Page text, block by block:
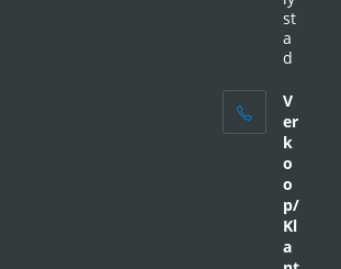
st
a
d
V
er
k
o
o
p/
Kl
a